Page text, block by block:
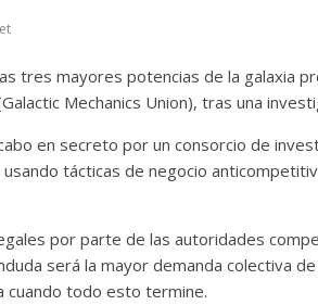
tres mayores potencias de la galaxia
Mechanics Union), tras una
en secreto por un consorcio de
tácticas de negocio
por parte de las autoridades
será la mayor demanda colectiva
cuando todo esto termine.
14 abril, 2026